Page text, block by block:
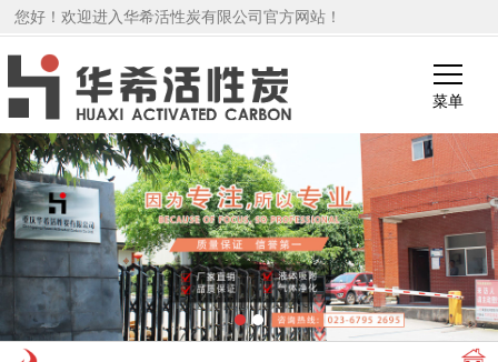
您好！欢迎进入华希活性炭有限公司官方网站！
菜单
1 2